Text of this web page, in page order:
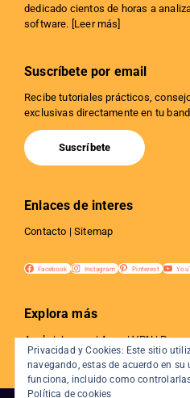
dedicado cientos de horas a
software. [ Leer más
Suscríbete por email
Recibe tutoriales prácticos,
exclusivas directamente en tu
Suscríbete
Enlaces de interes
Contacto | Sitemap
Facebook Instagram Pinterest
Explora más
Apple|Juegos|Apps|VPN|Proxy
Privacidad| Tutoriales|Web y SEO
Privacidad y Cookies: Este sitio
navegando, estas de acuerdo en su
funciona, incluido como
Política de cookies